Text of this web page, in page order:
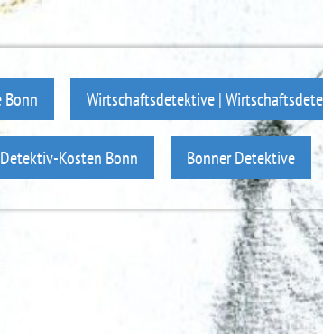
Wirtschaftsdetektive |
Detektiv-Kosten Bonn Bonner Detektive